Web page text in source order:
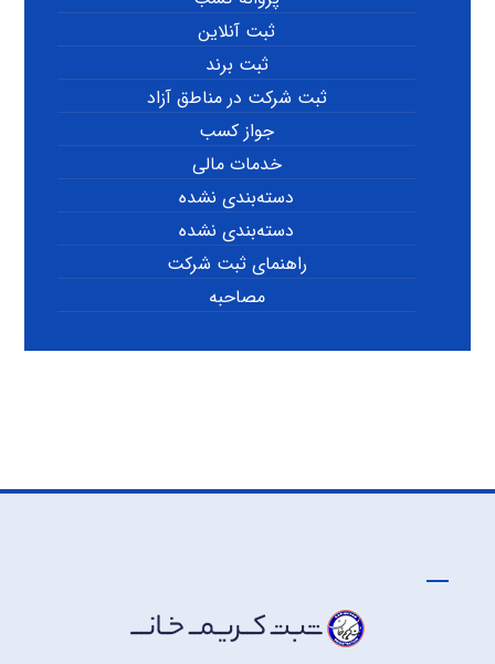
ثبت آنلاین
ثبت برند
ثبت شرکت در مناطق آزاد
جواز کسب
خدمات مالی
دسته‌بندی نشده
دسته‌بندی نشده
راهنمای ثبت شرکت
مصاحبه